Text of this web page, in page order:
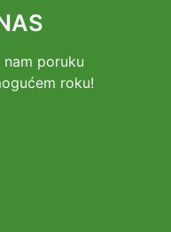
poruku
roku!